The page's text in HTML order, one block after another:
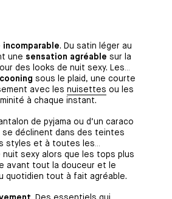
incomparable. Du satin léger au
une sensation agréable sur la
des looks de nuit sexy. Les
sous le plaid, une courte
avec les nuisettes ou les
à chaque instant.
de pyjama ou d’un caraco
se déclinent dans des teintes
styles et à toutes les
sexy alors que les tops plus
avant tout la douceur et le
quotidien tout à fait agréable.